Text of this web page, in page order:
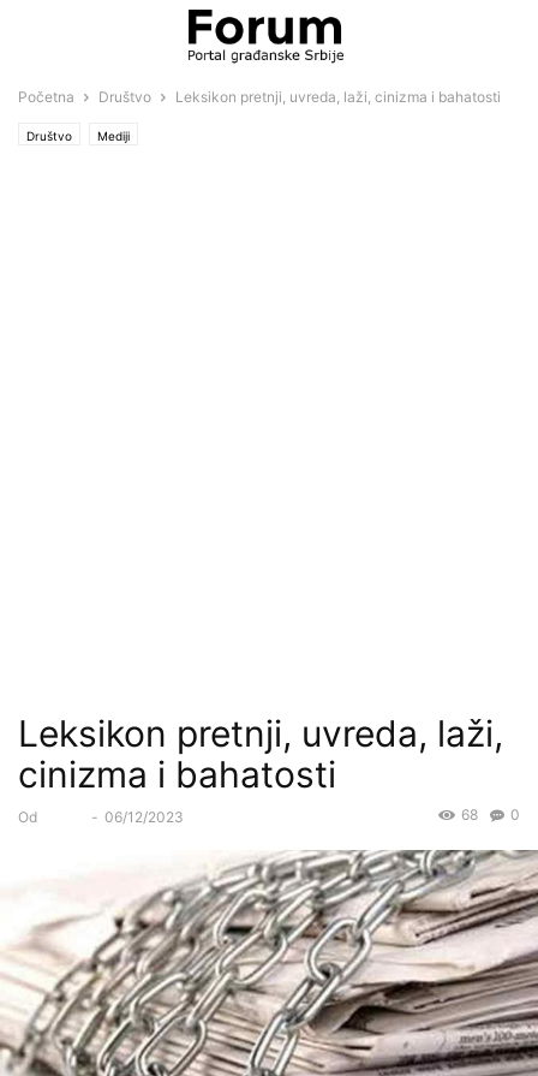
Početna Društvo Leksikon pretnji, uvreda, laži, cinizma i bahatosti
Društvo Mediji
Leksikon pretnji, uvreda, laži,
cinizma i bahatosti
Od - 06/12/2023 0
68